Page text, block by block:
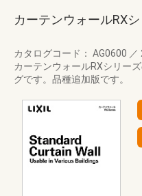
カーテンウォールRX
カタログコード： AG0600 ／
カーテンウォールRXシリー
グです。品種追加版です。